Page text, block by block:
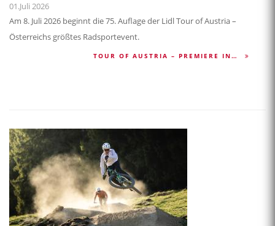
01.Juli 2026
Am 8. Juli 2026 beginnt die 75. Auflage der Lidl Tour of Austria –
Österreichs größtes Radsportevent.
TOUR OF AUSTRIA – PREMIERE IN…